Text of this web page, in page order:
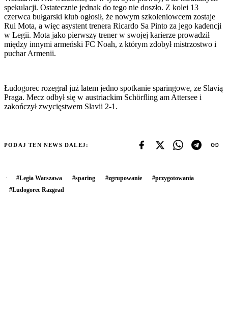
spekulacji. Ostatecznie jednak do tego nie doszło. Z kolei 13
czerwca bułgarski klub ogłosił, że nowym szkoleniowcem zostaje
Rui Mota, a więc asystent trenera Ricardo Sa Pinto za jego kadencji
w Legii. Mota jako pierwszy trener w swojej karierze prowadził
między innymi armeński FC Noah, z którym zdobył mistrzostwo i
puchar Armenii.
Łudogorec rozegrał już latem jedno spotkanie sparingowe, ze Slavią
Praga. Mecz odbył się w austriackim Schörfling am Attersee i
zakończył zwycięstwem Slavii 2-1.
PODAJ TEN NEWS DALEJ:
#Legia Warszawa #sparing #zgrupowanie #przygotowania
#Łudogorec Razgrad